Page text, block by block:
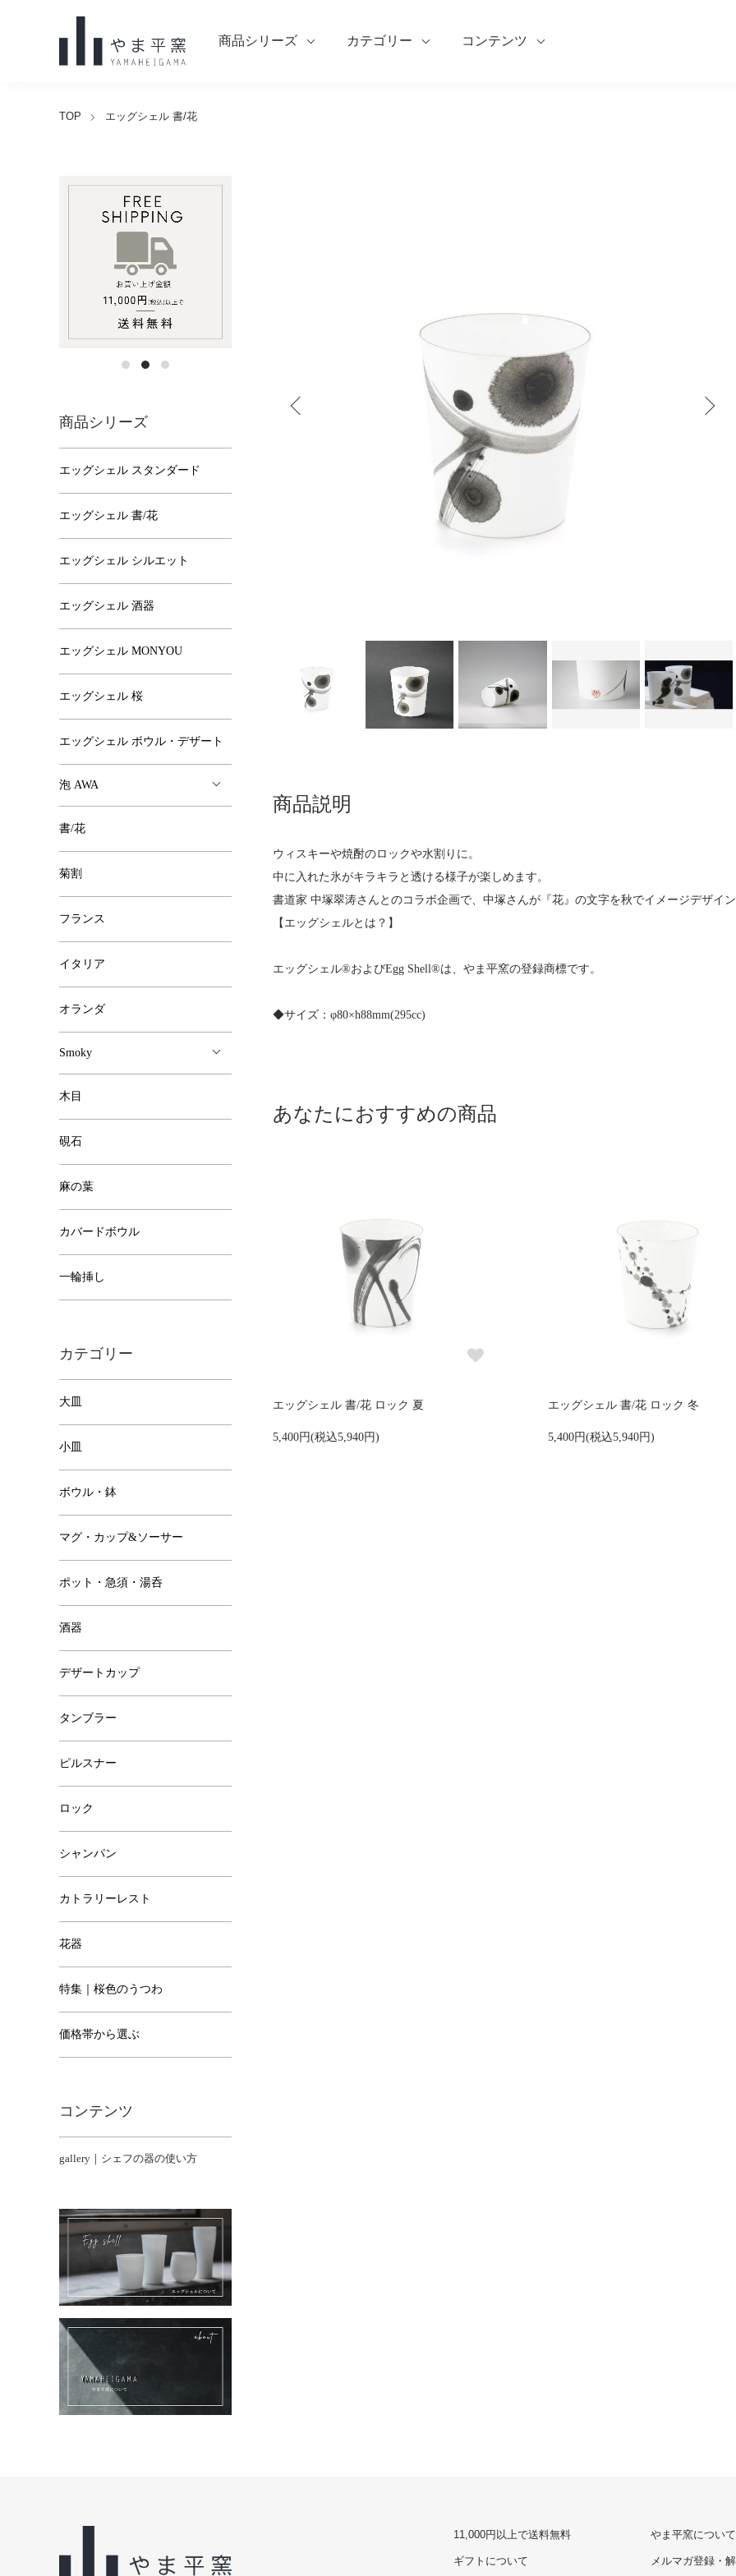
商品シリーズ カテゴリー コンテンツ
TOP エッグシェル 書/花
商品説明
ウィスキーや焼酎のロックや水割りに。
中に入れた氷がキラキラと透ける様子が楽しめます。
書道家 中塚翠涛さんとのコラボ企画で、中塚さんが『花』の文字を秋でイメージデザイン
【 エッグシェルとは？ 】
エッグシェル®およびEgg Shell®は、やま平窯の登録商標です。
◆サイズ：φ80×h88mm(295cc)
あなたにおすすめの商品
エッグシェル 書/花 ロック 夏
5,400円(税込5,940円)
エッグシェル 書/花 ロック 冬
5,400円(税込5,940円)
商品シリーズ
エッグシェル スタンダード
エッグシェル 書/花
エッグシェル シルエット
エッグシェル 酒器
エッグシェル MONYOU
エッグシェル 桜
エッグシェル ボウル・デザート
泡 AWA
書/花
菊割
フランス
イタリア
オランダ
Smoky
木目
硯石
麻の葉
カバードボウル
一輪挿し
カテゴリー
大皿
小皿
ボウル・鉢
マグ・カップ&ソーサー
ポット・急須・湯呑
酒器
デザートカップ
タンブラー
ピルスナー
ロック
シャンパン
カトラリーレスト
花器
特集｜桜色のうつわ
価格帯から選ぶ
コンテンツ
gallery｜シェフの器の使い方
11,000円以上で送料無料
ギフトについて
やま平窯について
メルマガ登録・